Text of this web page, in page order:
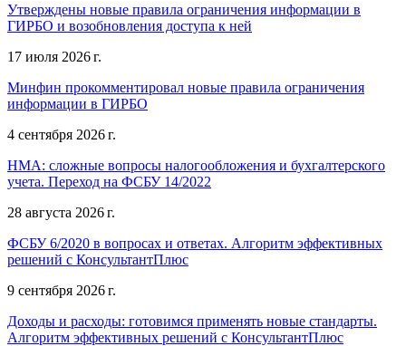
Утверждены новые правила ограничения информации в
ГИРБО и возобновления доступа к ней
17 июля 2026 г.
Минфин прокомментировал новые правила ограничения
информации в ГИРБО
4 сентября 2026 г.
НМА: сложные вопросы налогообложения и бухгалтерского
учета. Переход на ФСБУ 14/2022
28 августа 2026 г.
ФСБУ 6/2020 в вопросах и ответах. Алгоритм эффективных
решений с КонсультантПлюс
9 сентября 2026 г.
Доходы и расходы: готовимся применять новые стандарты.
Алгоритм эффективных решений с КонсультантПлюс